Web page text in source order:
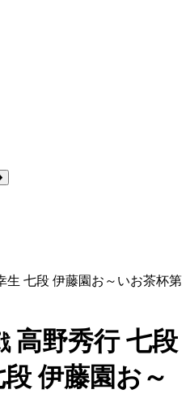
生 七段 伊藤園お～いお茶杯第
高野秀行 七段
伊藤園お～